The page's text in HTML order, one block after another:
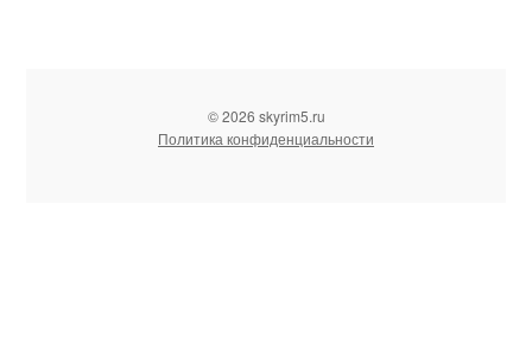
© 2026 skyrim5.ru
Политика конфиденциальности